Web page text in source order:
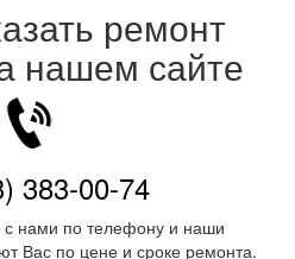
ремонт
нашем сайте
383-00-74
с нами по телефону и наши
Вас по цене и сроке ремонта.